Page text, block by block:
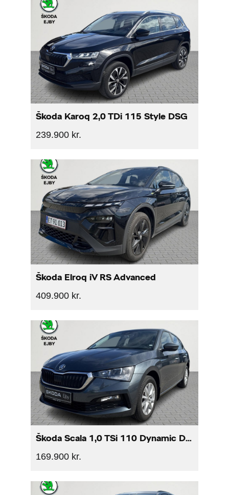
Škoda Karoq 2,0 TDi 115 Style DSG
239.900 kr.
Škoda Elroq iV RS Advanced
409.900 kr.
Škoda Scala 1,0 TSi 110 Dynamic DSG
169.900 kr.